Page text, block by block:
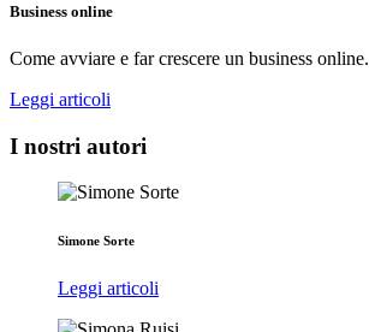
Business online
Come avviare e far crescere un business online.
Leggi articoli
I nostri autori
Simone Sorte
Leggi articoli